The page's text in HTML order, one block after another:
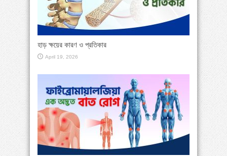
হাড় ক্ষয়ের কারণ ও প্রতিকার
April 19, 2026